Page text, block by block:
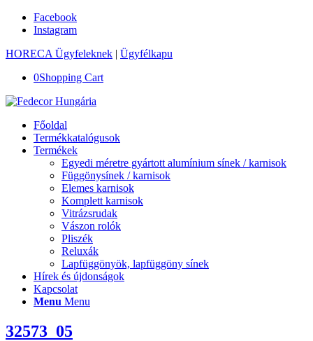
Facebook
Instagram
HORECA Ügyfeleknek | Ügyfélkapu
0Shopping Cart
Főoldal
Termékkatalógusok
Termékek
Egyedi méretre gyártott alumínium sínek / karnisok
Függönysínek / karnisok
Elemes karnisok
Komplett karnisok
Vitrázsrudak
Vászon rolók
Pliszék
Reluxák
Lapfüggönyök, lapfüggöny sínek
Hírek és újdonságok
Kapcsolat
Menu Menu
32573_05